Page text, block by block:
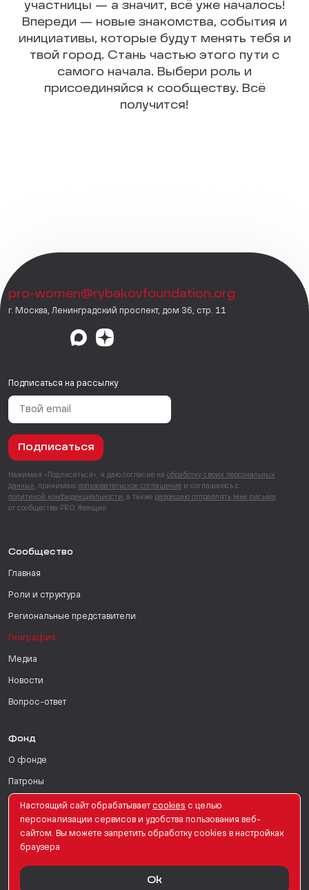
участницы — а значит, всё уже началось!
Впереди — новые знакомства, события и
инициативы, которые будут менять тебя и
твой город. Стань частью этого пути с
самого начала. Выбери роль и
присоединяйся к сообществу. Всё
получится!
pro-women@rybakovfoundation.org
г. Москва, Ленинградский проспект, дом 36, стр. 11
Подписаться на рассылку
Подписаться
Нажимая «Подписаться», я даю согласие на обработку своих персональных
данных , принимаю пользовательское соглашение и соглашаюсь с
политикой конфиденциальности , а также разрешаю отправлять мне письма
от сообщества PRO Женщин.
Сообщество
Главная
Роли и структура
Региональные представители
География
Медиа
Новости
Вопрос-ответ
Фонд
О фонде
Патроны
Поддержать
Для СМИ
© PRO Женщин. Все права защищены. 2026
Настоящий сайт обрабатывает сookies с целью
персонализации сервисов и удобства пользования веб-
сайтом. Вы можете запретить обработку сookies в настройках
браузера
Ok